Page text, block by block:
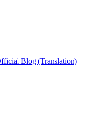
Blog (Translation)